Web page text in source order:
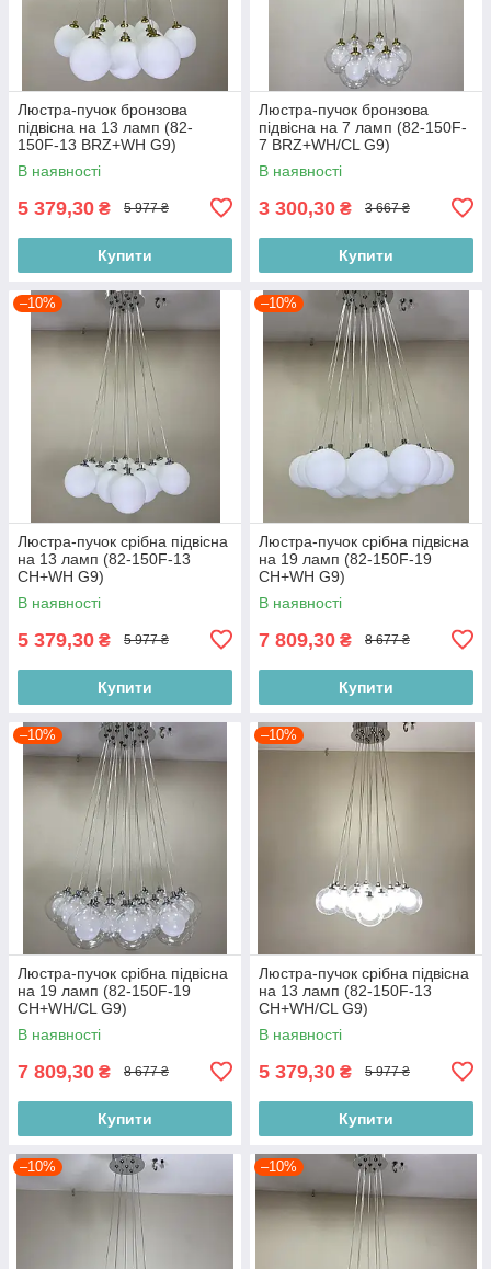
Люстра-пучок бронзова
підвісна на 13 ламп (82-
150F-13 BRZ+WH G9)
В наявності
5 379,30 ₴ 5 977 ₴
Купити
Люстра-пучок бронзова
підвісна на 7 ламп (82-150F-
7 BRZ+WH/CL G9)
В наявності
3 300,30 ₴ 3 667 ₴
Купити
–10%
Люстра-пучок срібна підвісна
на 13 ламп (82-150F-13
CH+WH G9)
В наявності
5 379,30 ₴ 5 977 ₴
Купити
–10%
Люстра-пучок срібна підвісна
на 19 ламп (82-150F-19
CH+WH G9)
В наявності
7 809,30 ₴ 8 677 ₴
Купити
–10%
Люстра-пучок срібна підвісна
на 19 ламп (82-150F-19
CH+WH/CL G9)
В наявності
7 809,30 ₴ 8 677 ₴
Купити
–10%
Люстра-пучок срібна підвісна
на 13 ламп (82-150F-13
CH+WH/CL G9)
В наявності
5 379,30 ₴ 5 977 ₴
Купити
–10% –10%